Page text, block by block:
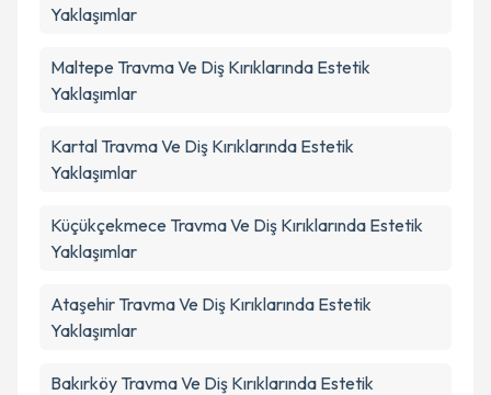
Yaklaşımlar
Maltepe Travma Ve Diş Kırıklarında Estetik
Yaklaşımlar
Kartal Travma Ve Diş Kırıklarında Estetik
Yaklaşımlar
Küçükçekmece Travma Ve Diş Kırıklarında Estetik
Yaklaşımlar
Ataşehir Travma Ve Diş Kırıklarında Estetik
Yaklaşımlar
Bakırköy Travma Ve Diş Kırıklarında Estetik